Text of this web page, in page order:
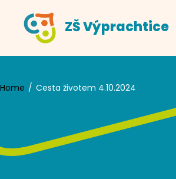
content
ZŠ Výprachtice
Home Cesta životem 4.10.2024